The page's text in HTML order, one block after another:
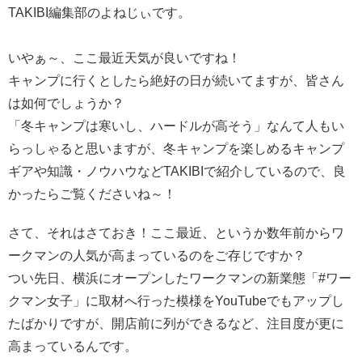
TAKIBI編集部のよねじぃです。
いやぁ～、ここ最近天気が良いですね！
キャンプに行くとしたら絶好の日が続いてますが、皆さん
は如何でしょうか？
「冬キャンプは寒いし、ハードルが高そう」なんて人もい
らっしゃると思いますが、冬キャンプを楽しめるキャンプ
ギアや知識・ノウハウなどTAKIBIで紹介しているので、良
かったらご覧くださいね～！
さて、それはさておき！ここ最近、というか数年前からワ
ークマンの人気が高まっているのをご存じですか？
つい先日、横浜にオープンしたワークマンの新業態「#ワー
クマン女子」に取材へ行った模様をYouTubeでもアップし
たばかりですが、開店前に列ができるなど、注目度が更に
高まっているんです。